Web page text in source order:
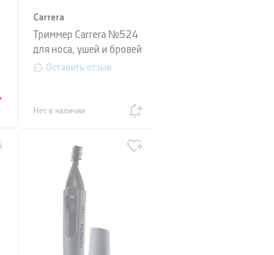
Carrera
Триммер Carrera №524
для носа, ушей и бровей
со светодиодной
Оставить отзыв
Нет в наличии